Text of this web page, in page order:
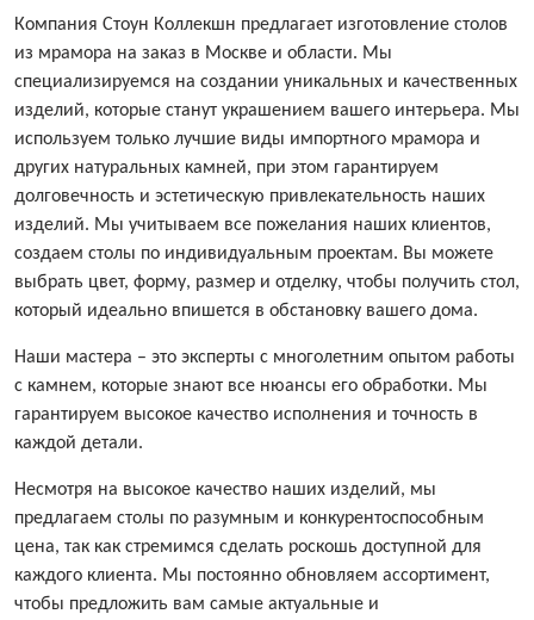
Компания Стоун Коллекшн предлагает изготовление столов
из мрамора на заказ в Москве и области. Мы
специализируемся на создании уникальных и качественных
изделий, которые станут украшением вашего интерьера. Мы
используем только лучшие виды импортного мрамора и
других натуральных камней, при этом гарантируем
долговечность и эстетическую привлекательность наших
изделий. Мы учитываем все пожелания наших клиентов,
создаем столы по индивидуальным проектам. Вы можете
выбрать цвет, форму, размер и отделку, чтобы получить стол,
который идеально впишется в обстановку вашего дома.
Наши мастера – это эксперты с многолетним опытом работы
с камнем, которые знают все нюансы его обработки. Мы
гарантируем высокое качество исполнения и точность в
каждой детали.
Несмотря на высокое качество наших изделий, мы
предлагаем столы по разумным и конкурентоспособным
цена, так как стремимся сделать роскошь доступной для
каждого клиента. Мы постоянно обновляем ассортимент,
чтобы предложить вам самые актуальные и